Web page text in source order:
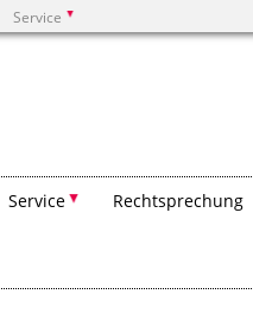
Service
Service Rechtsprechung